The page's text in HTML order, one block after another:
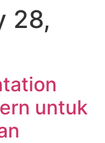
28,
untuk